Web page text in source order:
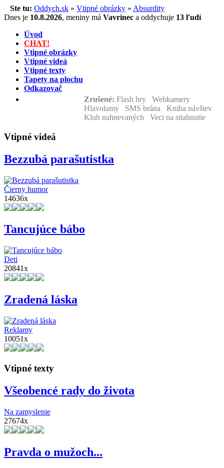
Ste tu: Oddych.sk » Vtipné obrázky » Absurdity
Dnes je 10.8.2026, meniny má Vavrinec a oddychuje 13 ľudí
Úvod
CHAT!
Vtipné obrázky
Vtipné videá
Vtipné texty
Tapety na plochu
Odkazovač
Zrušené: Flash hry Webkamery
Hlavolamy SMS brána Kniha návštev
Klub nahnevaných Veci na stiahnutie
Vtipné videá
Bezzubá parašutistka
Čierny humor
14636x
Tancujúce bábo
Deti
20841x
Zradená láska
Reklamy
10051x
Vtipné texty
Všeobencé rady do života
Na zamyslenie
27674x
Pravda o mužoch...